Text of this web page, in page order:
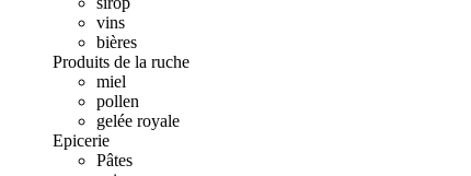
vins
bières
Produits de la ruche
miel
pollen
gelée royale
Epicerie
Pâtes